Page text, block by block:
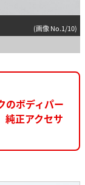
(画像 No.1/10)
のボディパー
純正アクセサ